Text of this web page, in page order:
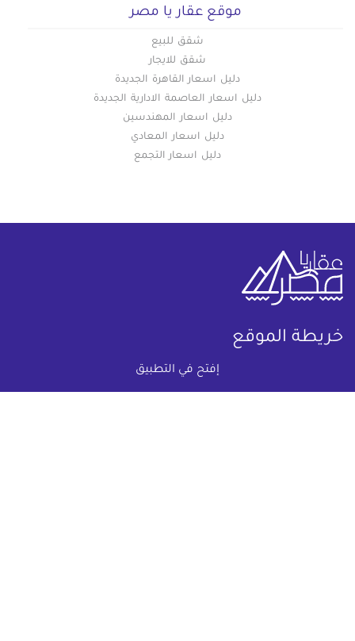
إفتح في التطبيق
موقع عقار يا مصر
شقق للبيع
شقق للايجار
دليل اسعار القاهرة الجديدة
دليل اسعار العاصمة الادارية الجديدة
دليل اسعار المهندسين
دليل اسعار المعادي
دليل اسعار التجمع
خريطة الموقع